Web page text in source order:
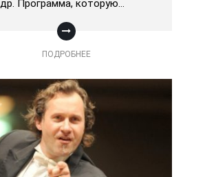
др. Программа, которую…
ПОДРОБНЕЕ